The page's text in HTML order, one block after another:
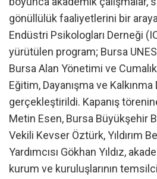
gönüllülük faaliyetlerini bir
Endüstri Psikologları Derneği
yürütülen program; Bursa
Bursa Alan Yönetimi ve
Eğitim, Dayanışma ve
gerçekleştirildi. Kapanış
Metin Esen, Bursa Büyükşehir
Vekili Kevser Öztürk, Yıldırım
Yardımcısı Gökhan Yıldız,
kurum ve kuruluşlarının